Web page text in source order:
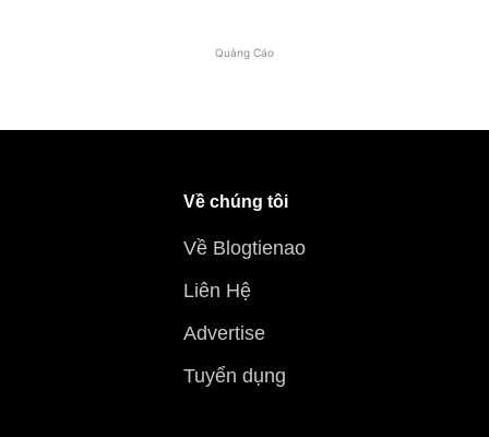
Quảng Cáo
Về chúng tôi
Về Blogtienao
Liên Hệ
Advertise
Tuyển dụng